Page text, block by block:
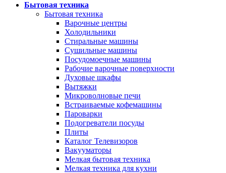
Бытовая техника
Бытовая техника
Варочные центры
Холодильники
Стиральные машины
Сушильные машины
Посудомоечные машины
Рабочие варочные поверхности
Духовые шкафы
Вытяжки
Микроволновые печи
Встраиваемые кофемашины
Пароварки
Подогреватели посуды
Плиты
Каталог Телевизоров
Вакууматоры
Мелкая бытовая техника
Мелкая техника для кухни